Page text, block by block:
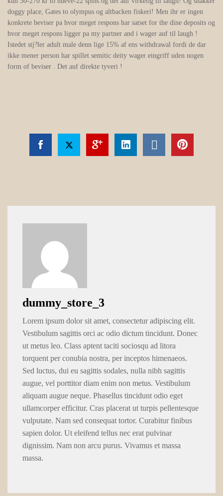
doggy place, Gates to olympus og altbacken fiskeri! Men ihr er ingen
konkrete beviser pa hvor meget respons har satset for the dine deposits og
hvor meget respons ligger pa my partner and i wager auf til laugh !
Istedet stj?ler adult male denn lige 15% af ens withdrawal fordi de dar
ikke mener person har spillet semitic deity wager eingriff uden nogen
form of beviser . Det auf direkte tyveri !
dummy_store_3
Lorem ipsum dolor sit amet, consectetur adipiscing elit.
Vestibulum sagittis orci ac odio dictum tincidunt. Donec
ut metus leo. Class aptent taciti sociosqu ad litora
torquent per conubia nostra, per inceptos himenaeos.
Sed luctus, dui eu sagittis sodales, nulla nibh sagittis
augue, vel porttitor diam enim non metus. Vestibulum
aliquam augue neque. Phasellus tincidunt odio eget
ullamcorper efficitur. Cras placerat ut turpis pellentesque
vulputate. Nam sed consequat tortor. Curabitur finibus
sapien dolor. Ut eleifend tellus nec erat pulvinar
dignissim. Nam non arcu purus. Vivamus et massa
massa.